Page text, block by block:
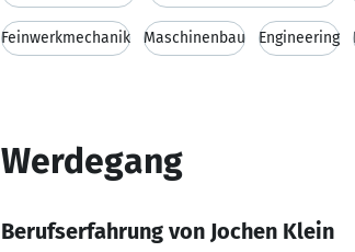
Feinwerkmechanik Maschinenbau Engineering
Werdegang
Berufserfahrung von Jochen Klein